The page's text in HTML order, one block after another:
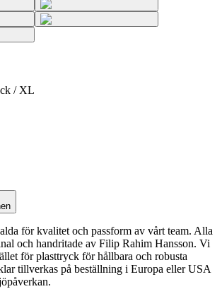
/ XL
för kvalitet och passform av vårt team. Alla
och handritade av Filip Rahim Hansson. Vi
för plasttryck för hållbara och robusta
tillverkas på beställning i Europa eller USA